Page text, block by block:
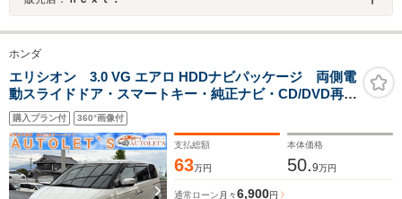
ホンダ
エリシオン 3.0 VG エアロ HDDナビパッケージ 両側電
動スライドドア・スマートキー・純正ナビ・CD/DVD再生
可・バックカメラ・ETC・クルコン・ステリモ・フォグ
ランプ・保証付き
購入プラン付 360°画像付
支払総額
63万円
本体価格
50.9万円
通常ローン 月々6,900円